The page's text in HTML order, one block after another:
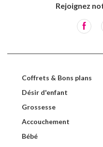
Rejoignez
Coffrets & Bons plans
Désir d'enfant
Grossesse
Accouchement
Bébé